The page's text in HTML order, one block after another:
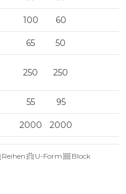
100 60
65 50
250 250
55 95
2000 2000
Reihen U-Form
Block